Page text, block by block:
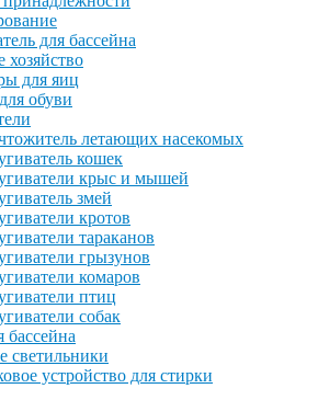
для бассейна
хозяйство
для яиц
обуви
летающих насекомых
кошек
крыс и мышей
змей
кротов
тараканов
грызунов
комаров
птиц
собак
светильники
устройство для стирки